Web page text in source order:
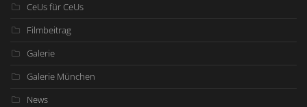
CeUs für CeUs
Filmbeitrag
Galerie
Galerie München
News